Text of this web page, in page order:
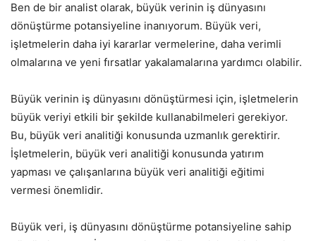
Ben de bir analist olarak, büyük verinin iş dünyasını
dönüştürme potansiyeline inanıyorum. Büyük veri,
işletmelerin daha iyi kararlar vermelerine, daha verimli
olmalarına ve yeni fırsatlar yakalamalarına yardımcı olabilir.
Büyük verinin iş dünyasını dönüştürmesi için, işletmelerin
büyük veriyi etkili bir şekilde kullanabilmeleri gerekiyor.
Bu, büyük veri analitiği konusunda uzmanlık gerektirir.
İşletmelerin, büyük veri analitiği konusunda yatırım
yapması ve çalışanlarına büyük veri analitiği eğitimi
vermesi önemlidir.
Büyük veri, iş dünyasını dönüştürme potansiyeline sahip